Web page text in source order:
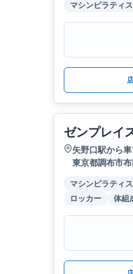
マシンピラティス
ゼンプレイ
矢野口駅から
東京都調布市
マシンピラティス
ロッカー
体組